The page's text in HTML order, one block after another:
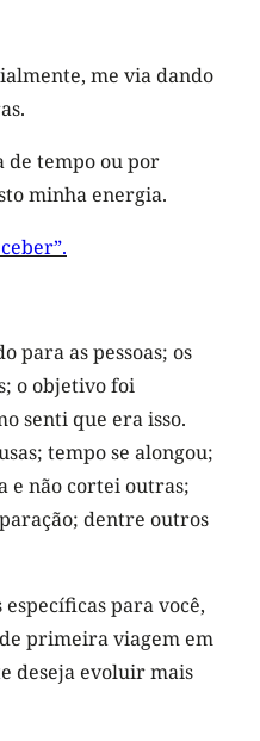
me via dando
de tempo ou por
minha energia.
para as pessoas; os
o objetivo foi
senti que era isso.
tempo se alongou;
e não cortei outras;
dentre outros
para você,
primeira viagem em
deseja evoluir mais